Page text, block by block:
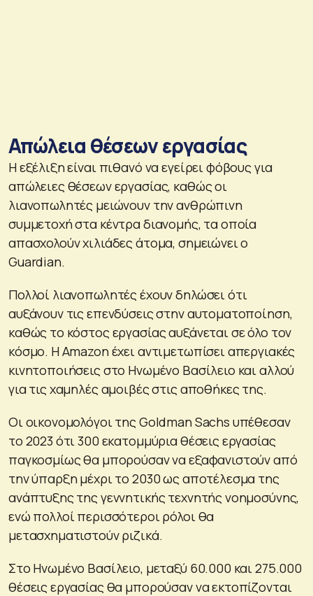
Απώλεια θέσεων εργασίας
Η εξέλιξη είναι πιθανό να εγείρει φόβους για
απώλειες θέσεων εργασίας, καθώς οι
λιανοπωλητές μειώνουν την ανθρώπινη
συμμετοχή στα κέντρα διανομής, τα οποία
απασχολούν χιλιάδες άτομα, σημειώνει ο
Guardian.
Πολλοί λιανοπωλητές έχουν δηλώσει ότι
αυξάνουν τις επενδύσεις στην αυτοματοποίηση,
καθώς το κόστος εργασίας αυξάνεται σε όλο τον
κόσμο. Η Amazon έχει αντιμετωπίσει απεργιακές
κινητοποιήσεις στο Ηνωμένο Βασίλειο και αλλού
για τις χαμηλές αμοιβές στις αποθήκες της.
Οι οικονομολόγοι της Goldman Sachs υπέθεσαν
το 2023 ότι 300 εκατομμύρια θέσεις εργασίας
παγκοσμίως θα μπορούσαν να εξαφανιστούν από
την ύπαρξη μέχρι το 2030 ως αποτέλεσμα της
ανάπτυξης της γεννητικής τεχνητής νοημοσύνης,
ενώ πολλοί περισσότεροι ρόλοι θα
μετασχηματιστούν ριζικά.
Στο Ηνωμένο Βασίλειο, μεταξύ 60.000 και 275.000
θέσεις εργασίας θα μπορούσαν να εκτοπίζονται